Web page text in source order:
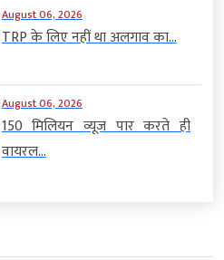
August 06, 2026
TRP के लिए नहीं था अलगाव का...
August 06, 2026
150 मिलियन व्यूज पार करते ही
वायरल...